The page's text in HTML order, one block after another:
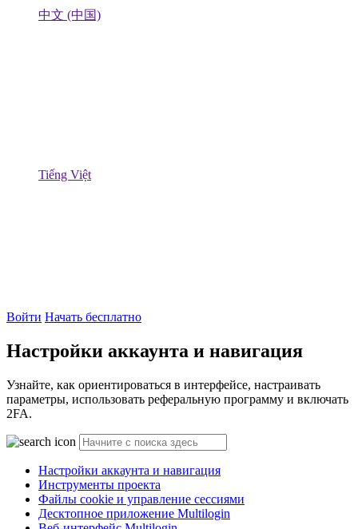
中文 (中国)
Tiếng Việt
Войти Начать бесплатно
Настройки аккаунта и навигация
Узнайте, как ориентироваться в интерфейсе, настраивать
параметры, использовать реферальную программу и включать
2FA.
Настройки аккаунта и навигация
Инструменты проекта
Файлы cookie и управление сессиями
Десктопное приложение Multilogin